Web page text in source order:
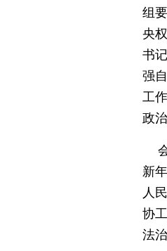
组
央
书
强
工
政
会
新
人
协
法